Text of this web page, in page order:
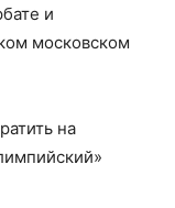
и
московском
на